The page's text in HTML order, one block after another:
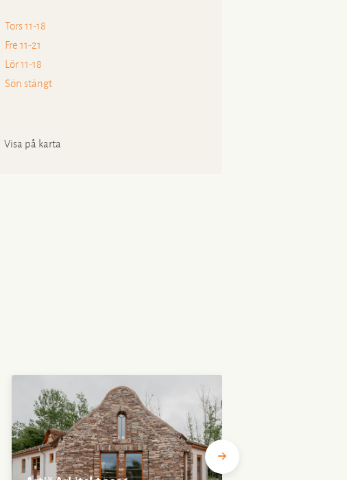
Tors 11-18
Fre 11-21
Lör 11-18
Sön stängt
Visa på karta